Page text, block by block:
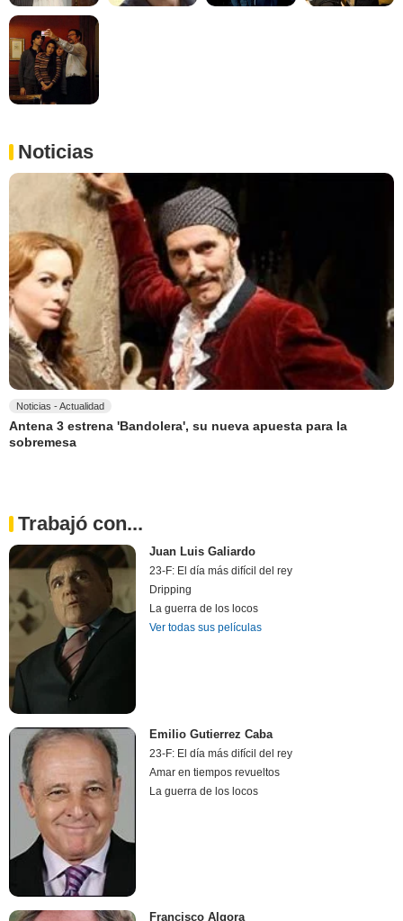
Noticias
Noticias - Actualidad
Antena 3 estrena 'Bandolera', su nueva apuesta para la
sobremesa
Trabajó con...
Juan Luis Galiardo
23-F: El día más difícil del rey
Dripping
La guerra de los locos
Ver todas sus películas
Emilio Gutierrez Caba
23-F: El día más difícil del rey
Amar en tiempos revueltos
La guerra de los locos
Francisco Algora